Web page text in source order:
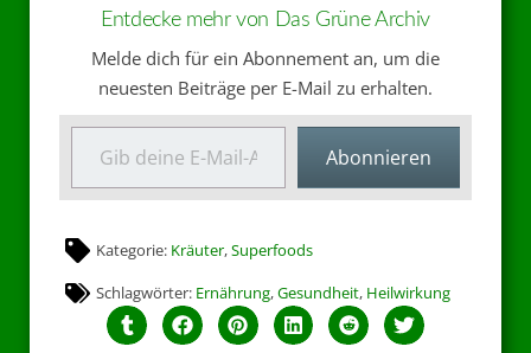
Entdecke mehr von Das Grüne Archiv
Melde dich für ein Abonnement an, um die
neuesten Beiträge per E-Mail zu erhalten.
Abonnieren
Kategorie: Kräuter,Superfoods
Schlagwörter: Ernährung,Gesundheit, Heilwirkung